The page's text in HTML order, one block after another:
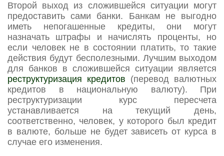
Второй выход из сложившейся ситуации могут
предоставить сами банки. Банкам не выгодно
иметь непогашенные кредиты, они могут
назначать штрафы и начислять проценты, но
если человек не в состоянии платить, то такие
действия будут бесполезными. Лучшим выходом
для банков в сложившейся ситуации является
реструктуризация кредитов (перевод валютных
кредитов в национальную валюту). При
реструктуризации курс пересчета
устанавливается на текущий день,
соответственно, человек, у которого был кредит
в валюте, больше не будет зависеть от курса в
случае его изменения.